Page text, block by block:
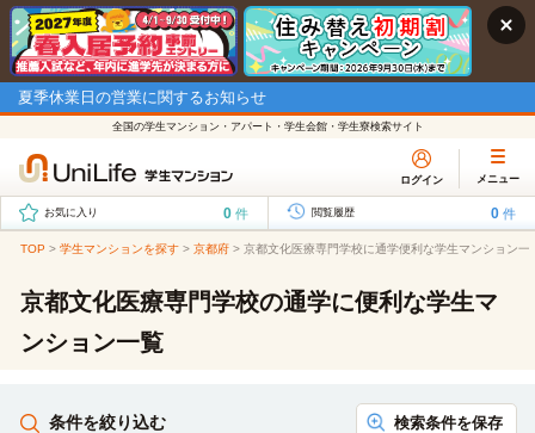
夏季休業日の営業に関するお知らせ
全国の学生マンション・アパート・学生会館・学生寮検索サイト
ログイン メニュー
お気に入り 0 件 閲覧履歴 0 件
TOP > 学生マンションを探す > 京都府 > 京都文化医療専門学校に通学便利な学生マンション一
京都文化医療専門学校の通学に便利な学生マ
ンション一覧
条件を絞り込む 検索条件を保存